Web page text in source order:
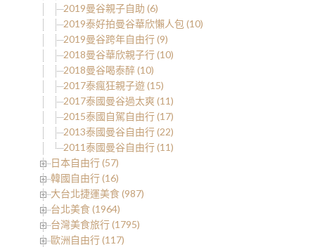
2019曼谷親子自助 (6)
2019泰好拍曼谷華欣懶人包 (10)
2019曼谷跨年自由行 (9)
2018曼谷華欣親子行 (10)
2018曼谷喝泰醉 (10)
2017泰瘋狂親子遊 (15)
2017泰國曼谷過太爽 (11)
2015泰國自駕自由行 (17)
2013泰國曼谷自由行 (22)
2011泰國曼谷自由行 (11)
日本自由行 (57)
韓國自由行 (16)
大台北捷運美食 (987)
台北美食 (1964)
台灣美食旅行 (1795)
歐洲自由行 (117)